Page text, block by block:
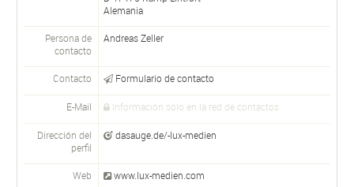
Alemania
Persona de
contacto
Andreas Zeller
Contacto Formulario de contacto
E-Mail Información sólo en la red de contactos
Dirección del
perfil
dasauge.de/-lux-medien
Web www.lux-medien.com